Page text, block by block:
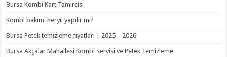
Bursa Kombi Kart Tamircisi
Kombi bakımı heryıl yapılır mı?
Bursa Petek temizleme fiyatları | 2025 – 2026
Bursa Akçalar Mahallesi Kombi Servisi ve Petek Temizleme